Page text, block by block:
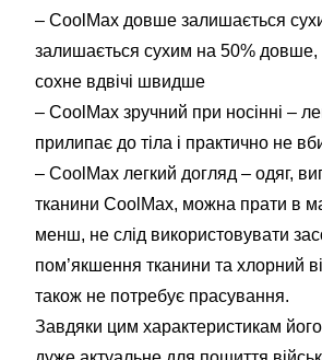
– CoolMax довше залишається
залишається сухим на 50% довше,
сохне вдвічі швидше
– CoolMax зручний при носінні –
прилипає до тіла і практично не
– CoolMax легкий догляд – одяг,
тканини CoolMax, можна прати в
менш, не слід використовувати
пом’якшення тканини та хлорний
також не потребує прасування.
Завдяки цим характеристикам